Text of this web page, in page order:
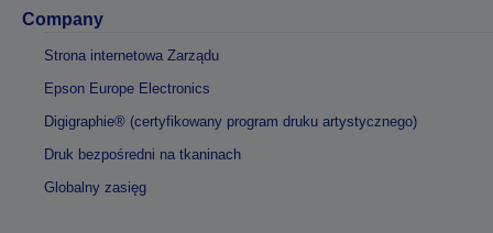
Company
Strona internetowa Zarządu
Epson Europe Electronics
Digigraphie® (certyfikowany program druku artystycznego)
Druk bezpośredni na tkaninach
Globalny zasięg